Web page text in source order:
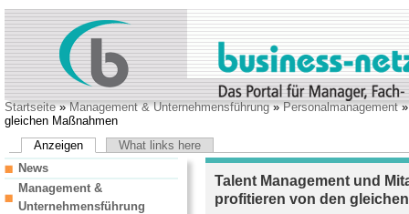
Startseite»Management & Unternehmensführung»Personalmanagement
gleichen Maßnahmen
Anzeigen
What links here
Talent Management und
profitieren von den
News
Management &
Unternehmensführung